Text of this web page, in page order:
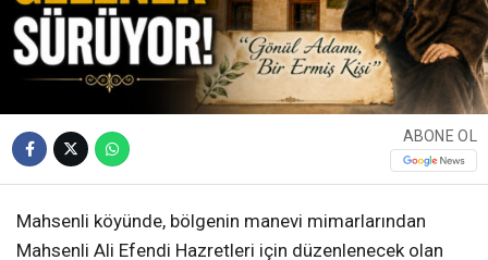
ABONE OL
Mahsenli köyünde, bölgenin manevi mimarlarından
Mahsenli Ali Efendi Hazretleri için düzenlenecek olan